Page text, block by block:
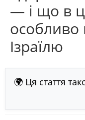
— і що в
особливо
Ізраїлю
🌍 Ця стаття